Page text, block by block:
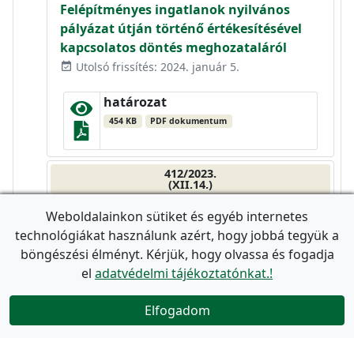
share
Felépítményes ingatlanok nyilvános
pályázat útján történő értékesítésével
kapcsolatos döntés meghozataláról
event_available Utolsó frissítés: 2024. január 5.
határozat
454 KB PDF dokumentum
412/2023.
(XII.14.)
Felépítményes ingatlanok nyilvános
pályázat útján történő értékesítésével
kapcsolatos döntés meghozataláról
Utolsó frissítés: 2024. január 5.
határozat
Weboldalainkon sütiket és egyéb internetes
technológiákat használunk azért, hogy jobbá tegyük a
böngészési élményt. Kérjük, hogy olvassa és fogadja
el adatvédelmi tájékoztatónkat.!
Elfogadom